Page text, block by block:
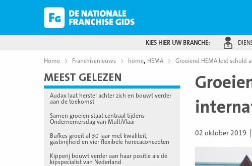
KIES HIER UW BRANCHE:
Home Franchisenieuws home, HEMA Groeiend HEMA lost schuld
MEEST GELEZEN
Audax laat herstel achter zich en bouwt verder
aan de toekomst
Samen groeien staat centraal tijdens
Ondernemersdag van MultiVlaai
Bufkes groeit al 30 jaar met kwaliteit,
gastvrijheid en vier flexibele horecaconcepten
Kipperij bouwt verder aan haar positie als dé
kipspecialist van Nederland
02 oktober 2019